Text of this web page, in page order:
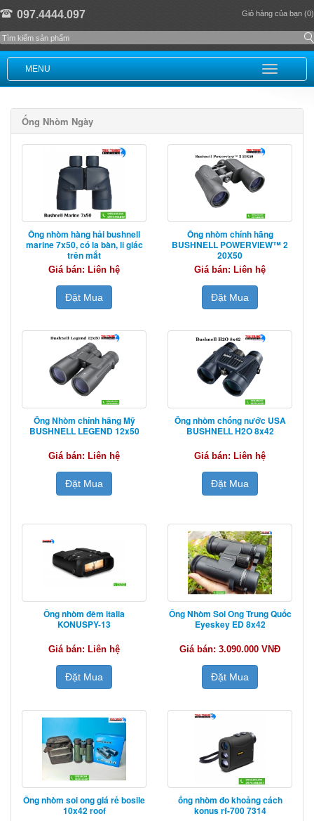
097.4444.097 Giỏ hàng của bạn (0)
MENU
Ống Nhòm Ngày
Ống nhòm hàng hải bushnell
marine 7x50, có la bàn, li giác
trên mắt
Giá bán: Liên hệ
Đặt Mua
Ống nhòm chính hãng
BUSHNELL POWERVIEW™ 2
20X50
Giá bán: Liên hệ
Đặt Mua
Ống Nhòm chính hãng Mỹ
BUSHNELL LEGEND 12x50
Giá bán: Liên hệ
Đặt Mua
Ống nhòm chống nước USA
BUSHNELL H2O 8x42
Giá bán: Liên hệ
Đặt Mua
Ống nhòm đêm italia
KONUSPY-13
Giá bán: Liên hệ
Đặt Mua
Ống Nhòm Soi Ong Trung Quốc
Eyeskey ED 8x42
Giá bán: 3.090.000 VNĐ
Đặt Mua
Ống nhòm soi ong giá rẻ bosile
10x42 roof
ống nhòm đo khoảng cách
konus rf-700 7314